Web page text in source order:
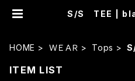
S/S TEE |
HOME ＷＥＡＲ Tops
ITEM LIST